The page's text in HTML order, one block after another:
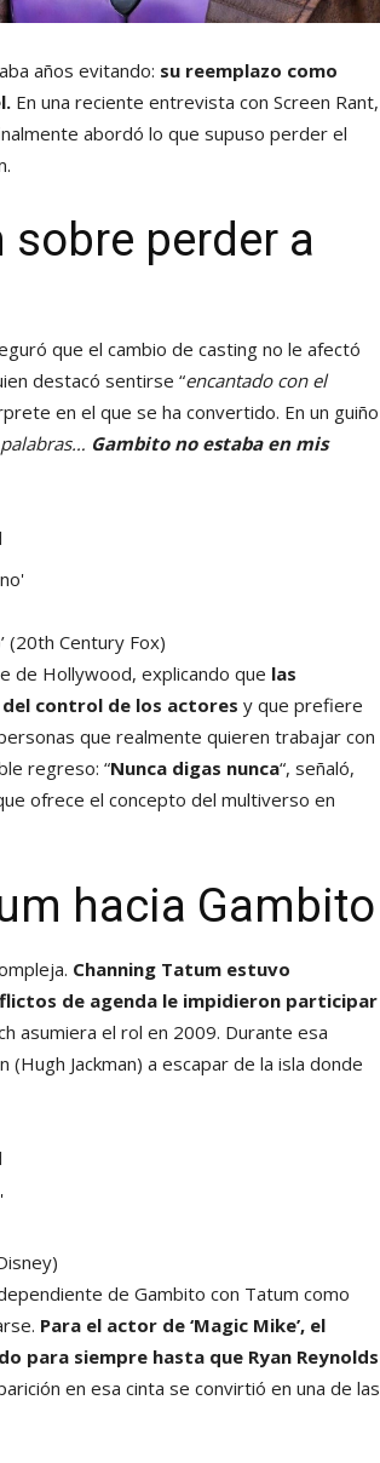
años evitando: su reemplazo como
En una reciente entrevista con Screen Rant,
abordó lo que supuso perder el
perder a
que el cambio de casting no le afectó
destacó sentirse “encantado con el
en el que se ha convertido. En un guiño
Gambito no estaba en mis
(20th Century Fox)
de Hollywood, explicando que las
control de los actores y que prefiere
que realmente quieren trabajar con
regreso: “Nunca digas nunca“, señaló,
ofrece el concepto del multiverso en
hacia Gambito
Channing Tatum estuvo
de agenda le impidieron participar
asumiera el rol en 2009. Durante esa
Jackman) a escapar de la isla donde
de Gambito con Tatum como
Para el actor de ‘Magic Mike’, el
para siempre hasta que Ryan Reynolds
en esa cinta se convirtió en una de las